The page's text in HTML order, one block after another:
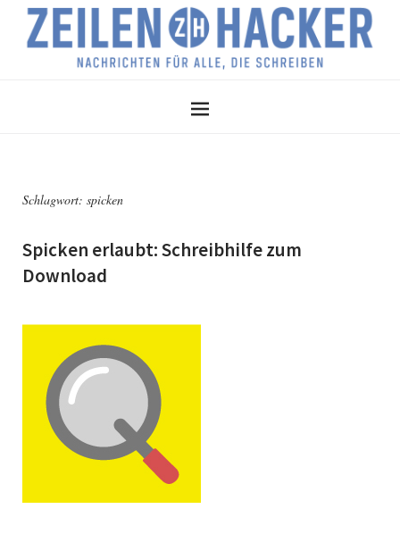
Schlagwort: spicken
Spicken erlaubt: Schreibhilfe zum
Download